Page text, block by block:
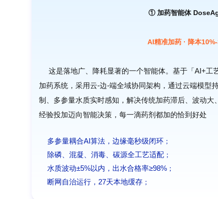
① 加药智能体
AI精准加药 · 降本
这是落地广、降耗显著的一个智能体。基于「AI+工
加药系统，采用云-边-端全域协同架构，通过云端模型
制、多参量水质实时感知，解决传统加药滞后、波动
经验投加迈向智能决策，每一滴药剂都加的恰到好处
多参量耦合AI算法，边缘毫秒级闭环；
除磷、混凝、消毒、碳源全工艺适配；
水质波动±5%以内，出水合格率≥98%；
断网自治运行，27天本地缓存；